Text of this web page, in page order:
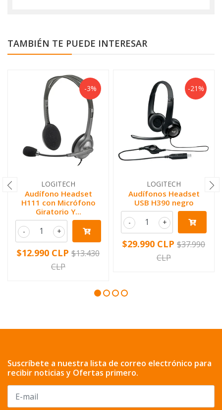
TAMBIÉN TE PUEDE INTERESAR
-3%
LOGITECH
Audífono Headset
H111 con Micrófono
Giratorio Y...
+
-
$12.990 CLP $13.430
CLP
-21%
LOGITECH
Audífonos Headset
USB H390 negro
+
-
$29.990 CLP $37.990
CLP
Suscríbete a nuestra lista de correo electrónico para
recibir noticias y Ofertas primero.